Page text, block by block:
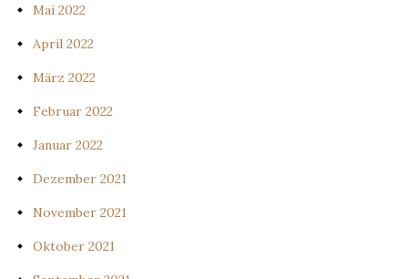
Mai 2022
April 2022
März 2022
Februar 2022
Januar 2022
Dezember 2021
November 2021
Oktober 2021